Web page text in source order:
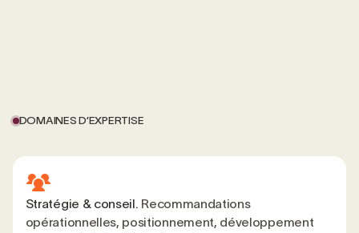
DOMAINES D’EXPERTISE
Stratégie & conseil. Recommandations
opérationnelles, positionnement, développement